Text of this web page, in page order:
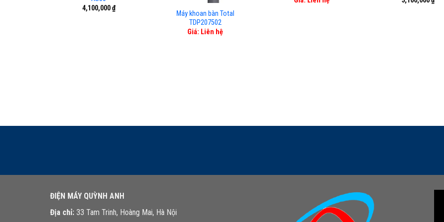
4,100,000₫
Máy khoan bàn Total
TDP207502
Giá: Liên hệ
ĐIỆN MÁY QUỲNH ANH
Địa chỉ: 33 Tam Trinh, Hoàng Mai, Hà Nội